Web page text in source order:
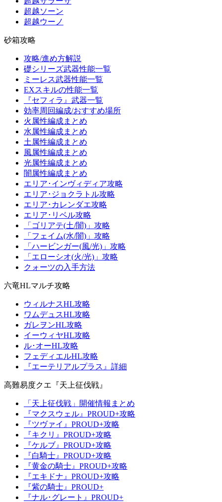
超越ソーン
超越ウーノ
砂箱攻略
攻略/進め方解説
礎シリーズ武器性能一覧
ミーレス武器性能一覧
EXスキルの性能一覧
『セフィラ』武器一覧
効率周回編成/おすすめ場所
火属性編成まとめ
水属性編成まとめ
土属性編成まとめ
風属性編成まとめ
光属性編成まとめ
闇属性編成まとめ
エリア･インヴィディア攻略
エリア･ジョクラトル攻略
エリア･カレンダエ攻略
エリア･リベル攻略
「ゴリアテ(土/闇)」攻略
「フェイム(水/闇)」攻略
「ハービンガー(風/光)」攻略
「エローシオ(火/光)」攻略
クォーツの入手方法
六竜HLマルチ攻略
ウィルナスHL攻略
ワムデュスHL攻略
ガレヲンHL攻略
イーウィヤHL攻略
ル･オーHL攻略
フェディエルHL攻略
『エーテリアルプラス』詳細
高難易度クエ『天上征伐戦』
「天上征伐戦」開催情報まとめ
『マクスウェル』PROUD+攻略
『ツヴァイ』PROUD+攻略
『キクリ』PROUD+攻略
『ケルブ』PROUD+攻略
『白騎士』PROUD+攻略
『黄金の騎士』PROUD+攻略
『エキドナ』PROUD+攻略
『紫の騎士』PROUD+
『ナル･グレート』PROUD+